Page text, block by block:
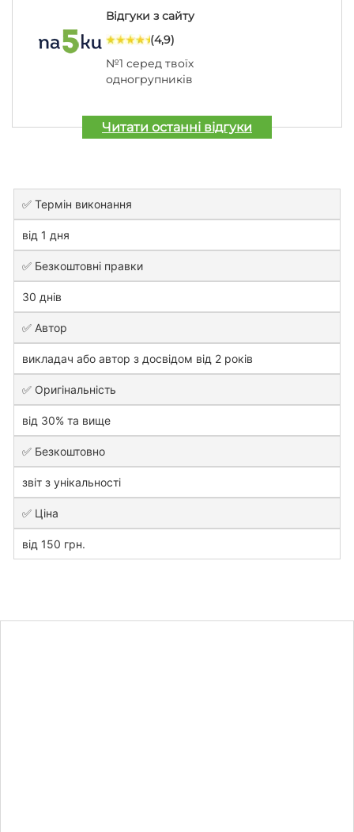
Відгуки з сайту
(4,9)
№1 серед твоїх
одногрупників
Читати останні відгуки
✅ Термін виконання
від 1 дня
✅ Безкоштовні правки
30 днів
✅ Автор
викладач або автор з досвідом від 2 років
✅ Оригінальність
від 30% та вище
✅ Безкоштовно
звіт з унікальності
✅ Ціна
від 150 грн.